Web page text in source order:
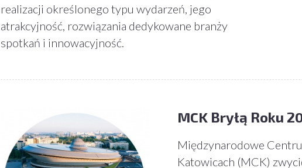
realizacji określonego typu wydarzeń, jego
atrakcyjność, rozwiązania dedykowane branży
spotkań i innowacyjność.
MCK Bryłą Roku
Międzynarodowe
Katowicach (MCK)